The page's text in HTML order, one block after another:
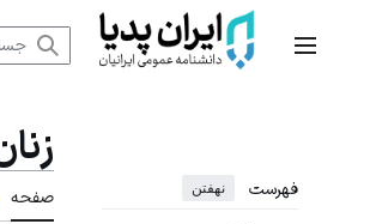
منوی اصلی
فهرست نهفتن صفحه